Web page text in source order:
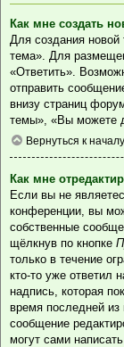
Как мне создать
Для создания
тема». Для
«Ответить».
отправить
внизу страниц
темы», «Вы можете
Вернуться к началу
Как мне
Если вы не
конференции, вы
собственные
щёлкнув по кнопке
только в течение
кто-то уже ответил
надпись, которая
время последней из
сообщение
могут сами